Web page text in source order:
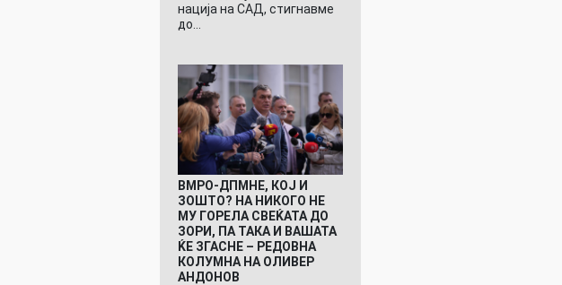
нација на САД, стигнавме
до…
ВМРО-ДПМНЕ, КОЈ И
ЗОШТО? НА НИКОГО НЕ
МУ ГОРЕЛА СВЕЌАТА ДО
ЗОРИ, ПА ТАКА И ВАШАТА
ЌЕ ЗГАСНЕ – РЕДОВНА
КОЛУМНА НА ОЛИВЕР
АНДОНОВ